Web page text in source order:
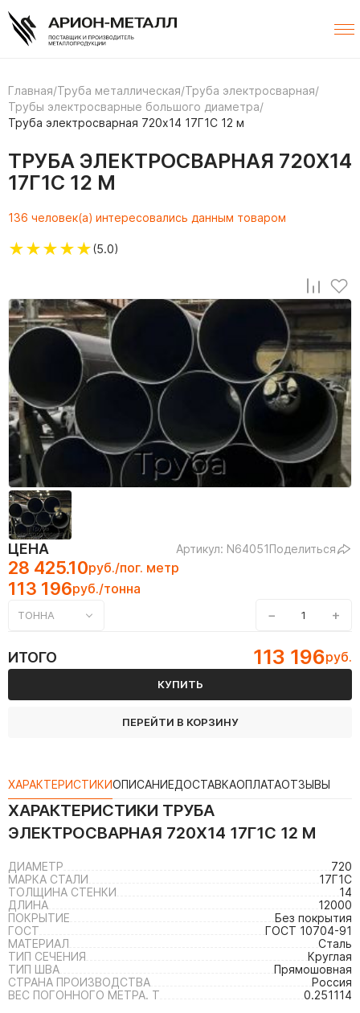
Главная/Труба металлическая/Труба электросварная/
Трубы электросварные большого диаметра/
Труба электросварная 720х14 17Г1С 12 м
ТРУБА ЭЛЕКТРОСВАРНАЯ 720Х14
17Г1С 12 М
136 человек(а) интересовались данным товаром
★★★★★(5.0)
ЦЕНА Артикул: N64051Поделиться
28 425.10руб./пог. метр
113 196руб./тонна
ТОННА − +
ИТОГО 113 196руб.
КУПИТЬ
ПЕРЕЙТИ В КОРЗИНУ
ХАРАКТЕРИСТИКИОПИСАНИЕДОСТАВКАОПЛАТАОТЗЫВЫ
ХАРАКТЕРИСТИКИ ТРУБА
ЭЛЕКТРОСВАРНАЯ 720Х14 17Г1С 12 М
ДИАМЕТР
720
МАРКА СТАЛИ
17Г1С
ТОЛЩИНА СТЕНКИ
14
ДЛИНА
12000
ПОКРЫТИЕ
Без покрытия
ГОСТ
ГОСТ 10704-91
МАТЕРИАЛ
Сталь
ТИП СЕЧЕНИЯ
Круглая
ТИП ШВА
Прямошовная
СТРАНА ПРОИЗВОДСТВА
Россия
ВЕС ПОГОННОГО МЕТРА. Т
0.251114